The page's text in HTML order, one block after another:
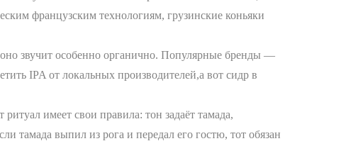
французским технологиям, грузинские коньяки
звучит особенно органично. Популярные бренды —
IPA от локальных производителей,а вот сидр в
имеет свои правила: тон задаёт тамада,
тамада выпил из рога и передал его гостю, тот обязан